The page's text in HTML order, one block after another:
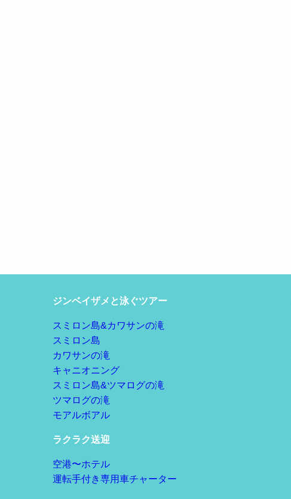
ジンベイザメと泳ぐツアー
スミロン島&カワサンの滝
スミロン島
カワサンの滝
キャニオニング
スミロン島&ツマログの滝
ツマログの滝
モアルボアル
ラクラク送迎
空港〜ホテル
運転手付き専用車チャーター